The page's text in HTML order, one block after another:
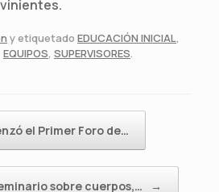
y etiquetado EDUCACIÓN INICIAL,
EQUIPOS, SUPERVISORES.
el Primer Foro de…
sobre cuerpos,… →